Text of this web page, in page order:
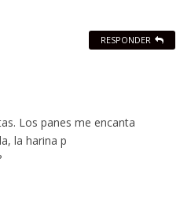
Los panes me encanta
la harina p
RESPONDER